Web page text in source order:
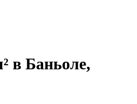
в Баньоле,